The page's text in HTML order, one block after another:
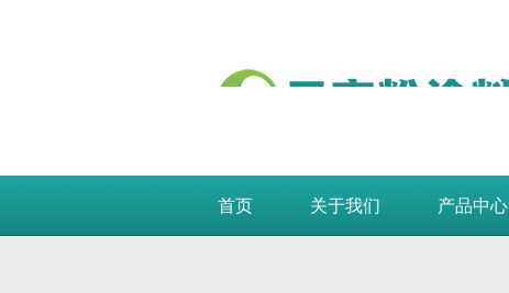
首页 关于我们 产品中心